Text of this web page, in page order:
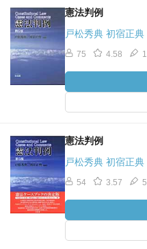
憲法判例
戸松秀典 初宿正典
75 4.58 1
憲法判例
戸松秀典 初宿正典
54 3.57 5